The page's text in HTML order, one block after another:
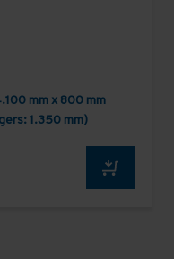
mm x 800 mm
1.350 mm)